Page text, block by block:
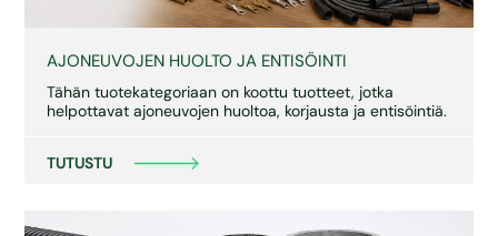
AJONEUVOJEN HUOLTO JA ENTISÖINTI
Tähän tuotekategoriaan on koottu tuotteet, jotka
helpottavat ajoneuvojen huoltoa, korjausta ja entisöintiä.
TUTUSTU